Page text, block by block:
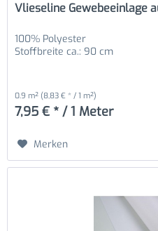
Vlieseline Gewebeeinlage
100% Polyester
Stoffbreite ca.: 90 cm
0.9 m² (8,83 € * / 1 m²)
7,95 € * / 1 Meter
Merken